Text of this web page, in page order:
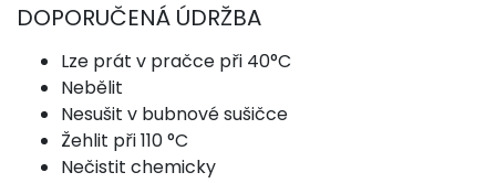
DOPORUČENÁ ÚDRŽBA
Lze prát v pračce při 40°C
Nebělit
Nesušit v bubnové sušičce
Žehlit při 110 °C
Nečistit chemicky